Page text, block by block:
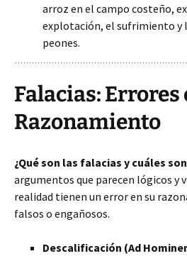
arroz en el campo costeño,
explotación, el sufrimiento y
peones.
Falacias: Errores
Razonamiento
¿Qué son las falacias y cuáles
argumentos que parecen lógicos y
realidad tienen un error en su
falsos o engañosos.
Descalificación (Ad